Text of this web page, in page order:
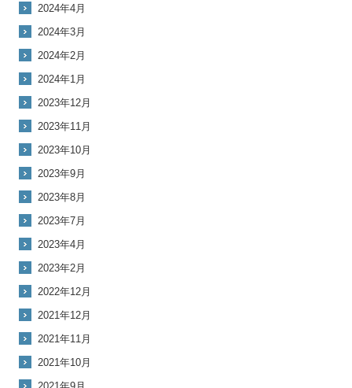
2024年4月
2024年3月
2024年2月
2024年1月
2023年12月
2023年11月
2023年10月
2023年9月
2023年8月
2023年7月
2023年4月
2023年2月
2022年12月
2021年12月
2021年11月
2021年10月